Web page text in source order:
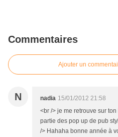
Commentaires
Ajouter un
N nadia 15/01/2012 21:58
<br /> je me retrouve sur
partie des pop up de pub
/> Hahaha bonne année à